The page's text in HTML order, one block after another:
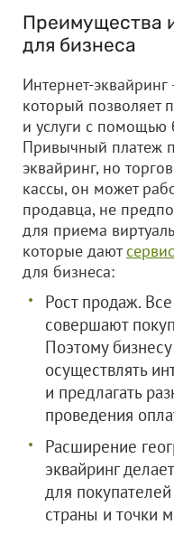
Преимущества
для бизнеса
Интернет-
который позволяет
и услуги с помощью
Привычный платеж
эквайринг, но
кассы, он может
продавца, не
для приема
которые дают
для бизнеса:
Рост продаж.
совершают
Поэтому
осуществлять
и предлагать
проведения
Расширение
эквайринг
для
страны и точки